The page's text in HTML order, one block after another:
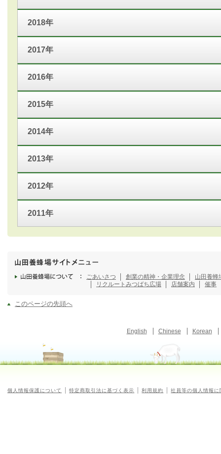
2018年
2017年
2016年
2015年
2014年
2013年
2012年
2011年
ごあいさつ 創業の精神・企業理念
山田養蜂
リクルート みつばち広場 店舗案内 催事
このページの先頭へ
English Chinese Korean
個人情報保護について 特定商取引法に基づく表示 利用規約 社員等の個人情報